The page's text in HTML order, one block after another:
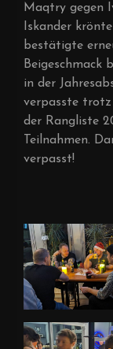
Maqtry gegen
Iskander
bestätigte
Beigeschmack
in der
verpasste trotz
der Rangliste
Teilnahmen.
verpasst!